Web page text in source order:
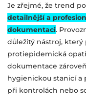
Je zřejmé, že trend
detailnější a
dokumentaci.
důležitý nástroj,
protiepidemická
dokumentace
hygienickou stanicí
při kontrolách nebo